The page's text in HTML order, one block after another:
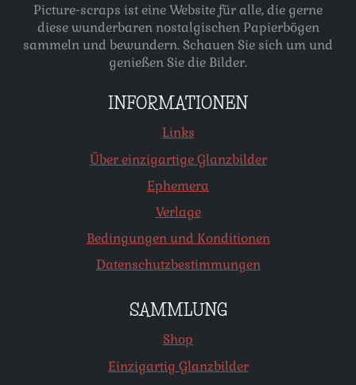
Picture-scraps ist eine Website für alle, die gerne
diese wunderbaren nostalgischen Papierbögen
sammeln und bewundern. Schauen Sie sich um und
genießen Sie die Bilder.
INFORMATIONEN
Links
Über einzigartige Glanzbilder
Ephemera
Verlage
Bedingungen und Konditionen
Datenschutzbestimmungen
SAMMLUNG
Shop
Einzigartig Glanzbilder